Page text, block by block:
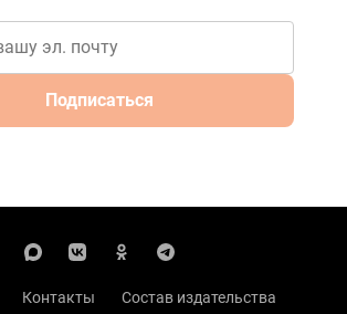
Подписаться
Контакты
Состав издательства